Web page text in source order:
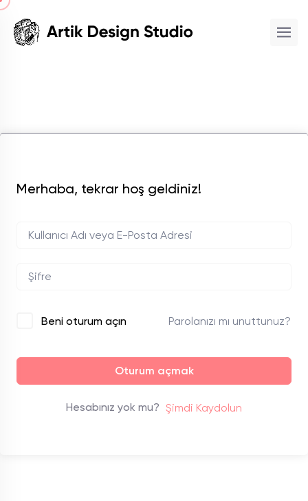
Merhaba, tekrar hoş geldiniz!
Beni oturum açın Parolanızı mı unuttunuz?
Oturum açmak
Hesabınız yok mu? Şimdi Kaydolun